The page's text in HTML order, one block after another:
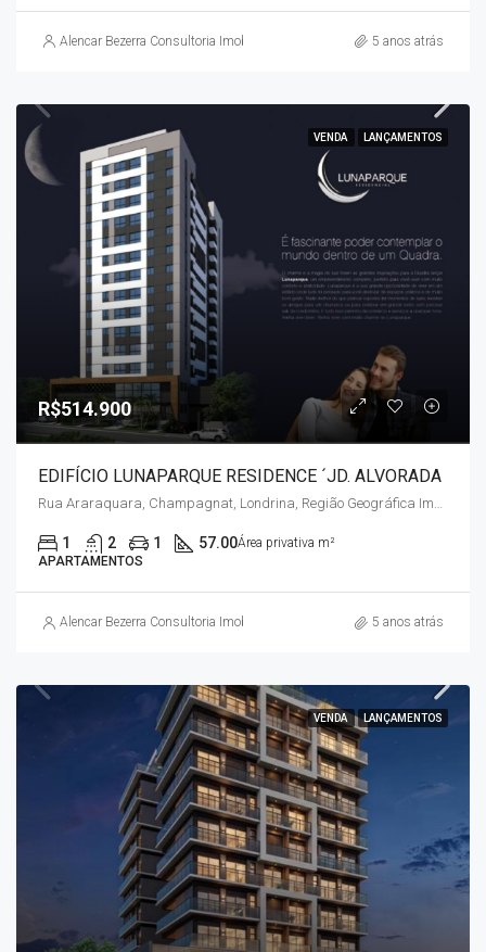
Alencar Bezerra Consultoria Imobiliária 5 anos atrás
VENDA LANÇAMENTOS
R$514.900
EDIFÍCIO LUNAPARQUE RESIDENCE ´JD. ALVORADA
Rua Araraquara, Champagnat, Londrina, Região Geográfica Imediata de Londrina, Região Geográfica Intermediária de Londrina, Paraná, Região Sul, 86062-340, Brasil
1 2 1 57.00Área privativa m²
APARTAMENTOS
Alencar Bezerra Consultoria Imobiliária 5 anos atrás
VENDA LANÇAMENTOS